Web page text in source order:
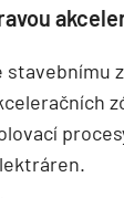
stavebnímu